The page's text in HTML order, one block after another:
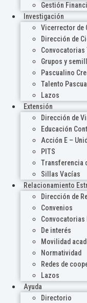
Gestión
Investigación
Vicerrector de
Dirección de
Convocatorias
Grupos y
Pascualino
Talento
Lazos
Extensión
Dirección de
Educación
Acción E –
PITS
Transferencia
Sillas Vacías
Relacionamiento
Dirección de
Convenios
Convocatorias
De interés
Movilidad
Normatividad
Redes de
Lazos
Ayuda
Directorio